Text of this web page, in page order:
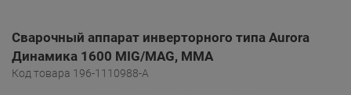
Сварочный аппарат инверторного типа Aurora
Динамика 1600 MIG/MAG, MMA
Код товара 196-1110988-A